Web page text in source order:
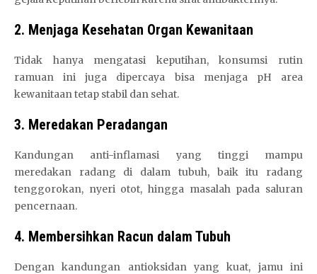
2. Menjaga Kesehatan Organ Kewanitaan
Tidak hanya mengatasi keputihan, konsumsi rutin
ramuan ini juga dipercaya bisa menjaga pH area
kewanitaan tetap stabil dan sehat.
3. Meredakan Peradangan
Kandungan anti-inflamasi yang tinggi mampu
meredakan radang di dalam tubuh, baik itu radang
tenggorokan, nyeri otot, hingga masalah pada saluran
pencernaan.
4. Membersihkan Racun dalam Tubuh
Dengan kandungan antioksidan yang kuat, jamu ini